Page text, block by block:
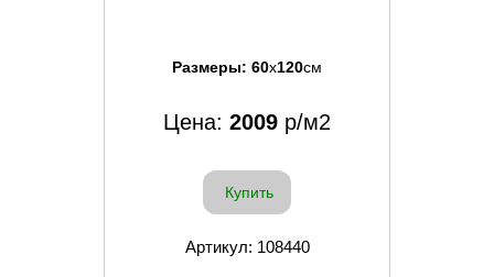
Размеры: 60x120см
Цена: 2009 р/м2
Купить
Артикул: 108440